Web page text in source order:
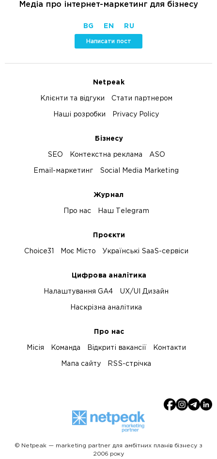
Медіа про інтернет-маркетинг для бізнесу
BG EN RU
Написати пост
Netpeak
Клієнти та відгуки Стати партнером
Наші розробки Privacy Policy
Бізнесу
SEO Контекстна реклама ASO
Email-маркетинг Social Media Marketing
Журнал
Про нас Наш Telegram
Проєкти
Choice31 Моє Місто Українські SaaS-сервіси
Цифрова аналітика
Налаштування GA4 UX/UI Дизайн
Наскрізна аналітика
Про нас
Місія Команда Відкриті вакансії Контакти
Мапа сайту RSS-стрічка
© Netpeak — marketing partner для амбітних планів бізнесу з
2006 року